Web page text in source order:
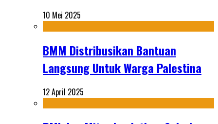
10 Mei 2025
BMM Distribusikan Bantuan
Langsung Untuk Warga Palestina
12 April 2025